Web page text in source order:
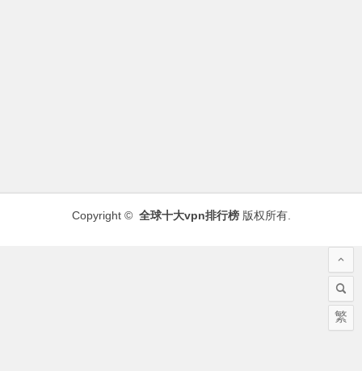
Copyright © 全球十大vpn排行榜版权所有.
繁